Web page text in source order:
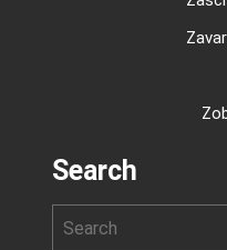
Search